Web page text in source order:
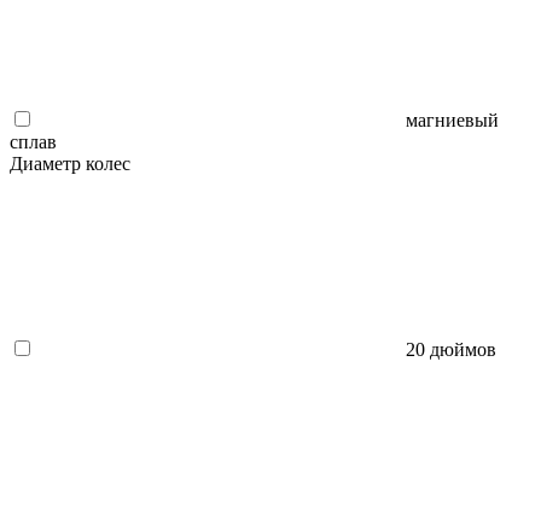
магниевый
сплав
Диаметр колес
20 дюймов